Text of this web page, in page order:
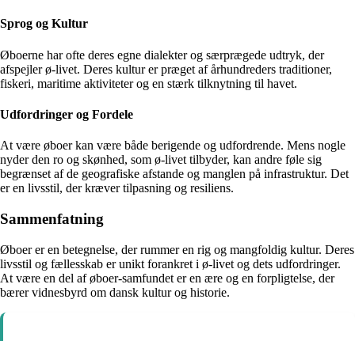
Sprog og Kultur
Øboerne har ofte deres egne dialekter og særprægede udtryk, der
afspejler ø-livet. Deres kultur er præget af århundreders traditioner,
fiskeri, maritime aktiviteter og en stærk tilknytning til havet.
Udfordringer og Fordele
At være øboer kan være både berigende og udfordrende. Mens nogle
nyder den ro og skønhed, som ø-livet tilbyder, kan andre føle sig
begrænset af de geografiske afstande og manglen på infrastruktur. Det
er en livsstil, der kræver tilpasning og resiliens.
Sammenfatning
Øboer er en betegnelse, der rummer en rig og mangfoldig kultur. Deres
livsstil og fællesskab er unikt forankret i ø-livet og dets udfordringer.
At være en del af øboer-samfundet er en ære og en forpligtelse, der
bærer vidnesbyrd om dansk kultur og historie.